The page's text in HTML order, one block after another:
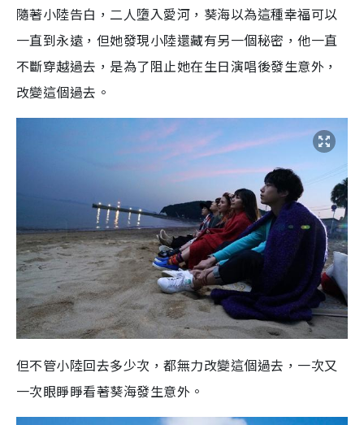
隨著小陸告白，二人墮入愛河，葵海以為這種幸福可以
一直到永遠，但她發現小陸還藏有另一個秘密，他一直
不斷穿越過去，是為了阻止她在生日演唱後發生意外，
改變這個過去。
但不管小陸回去多少次，都無力改變這個過去，一次又
一次眼睜睜看著葵海發生意外。